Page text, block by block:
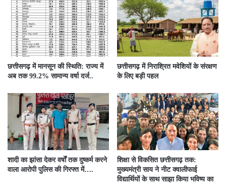
छत्तीसगढ़ में मानसून की स्थिति: राज्य में
अब तक 99.2% सामान्य वर्षा दर्ज..
छत्तीसगढ़ में निराश्रित मवेशियों के संरक्षण
के लिए बड़ी पहल
शादी का झांसा देकर वर्षों तक दुष्कर्म करने
वाला आरोपी पुलिस की गिरफ्त में….
शिक्षा से विकसित छत्तीसगढ़ तक:
मुख्यमंत्री साय ने नीट क्वालीफाई
विद्यार्थियों के साथ साझा किया भविष्य का